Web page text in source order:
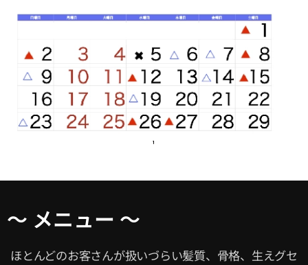
～ メニュー ～
ほとんどのお客さんが扱いづらい髪質、骨格、生えグセ